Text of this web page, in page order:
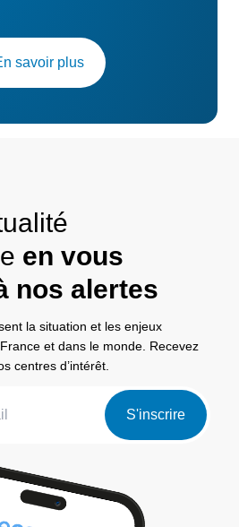
savoir plus
en vous
nos alertes
la situation et les enjeux
et dans le monde. Recevez
centres d’intérêt.
S'inscrire